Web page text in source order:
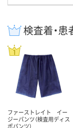
検査着・
ファーストレイト イー
ジーパンツ（検査用ディス
ポパンツ）